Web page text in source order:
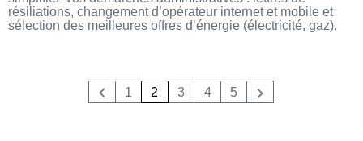
résiliations, changement d’opérateur internet et mobile et
sélection des meilleures offres d’énergie (électricité, gaz).
1 2 3 4
5